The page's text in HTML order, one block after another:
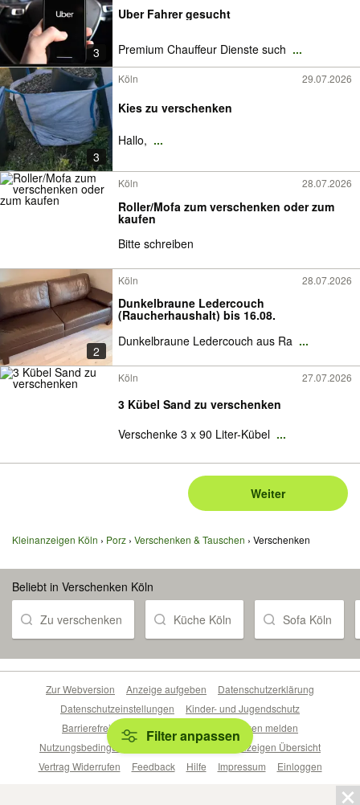
3
Uber Fahrer gesucht
Premium Chauffeur Dienste such ...
3
Köln 29.07.2026
Kies zu verschenken
Hallo, ...
Köln 28.07.2026
Roller/Mofa zum verschenken oder zum
kaufen
Bitte schreiben
2
Köln 28.07.2026
Dunkelbraune Ledercouch
(Raucherhaushalt) bis 16.08.
Dunkelbraune Ledercouch aus Ra ...
Köln 27.07.2026
3 Kübel Sand zu verschenken
Verschenke 3 x 90 Liter-Kübel ...
Weiter
Kleinanzeigen Köln Porz Verschenken & Tauschen Verschenken
Beliebt in Verschenken Köln
Zu verschenken Küche Köln Sofa Köln
Filter anpassen
Zur Webversion Anzeige aufgeben
Datenschutzerklärung
Datenschutzeinstellungen
Kinder- und Jugendschutz
Barrierefreiheitserklärung
Sicherheitslücken melden
Nutzungsbedingungen
Beliebte Suchen
Anzeigen Übersicht
Vertrag Widerrufen
Feedback Hilfe Impressum Einloggen